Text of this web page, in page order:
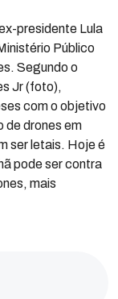
presidente Lula
Público
Segundo o
Jr (foto),
com o objetivo
de drones em
ser letais. Hoje é
pode ser contra
mais